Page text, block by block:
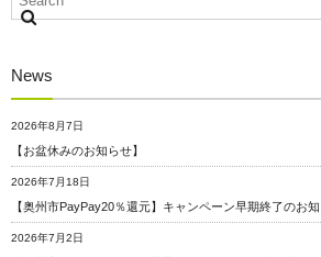
News
2026年8月7日
【お盆休みのお知らせ】
2026年7月18日
【奥州市PayPay20％還元】キャンペーン早期終了のお
2026年7月2日